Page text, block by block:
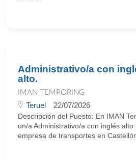
Administrativo/a con
alto.
IMAN TEMPORING
Teruel 22/07/2026
Descripción del Puesto: En IMAN
un/a Administrativo/a con inglés
empresa de transportes en